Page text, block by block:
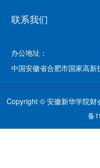
联系我们
办公地址：
中国安徽省合肥市国家高
Copyright © 安徽新华学院财
备